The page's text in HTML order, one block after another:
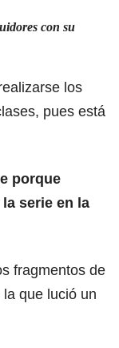
con su
los
pues está
porque
serie en la
fragmentos de
que lució un